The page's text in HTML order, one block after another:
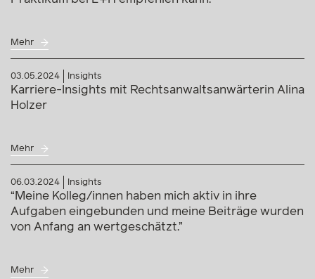
Mehr
03.05.2024 Insights
Karriere-Insights mit Rechtsanwaltsanwärterin Alina
Holzer
Mehr
06.03.2024 Insights
“Meine Kolleg/innen haben mich aktiv in ihre
Aufgaben eingebunden und meine Beiträge wurden
von Anfang an wertgeschätzt.”
Mehr